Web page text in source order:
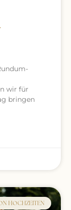
wir für
bringen
HOCHZEITEN